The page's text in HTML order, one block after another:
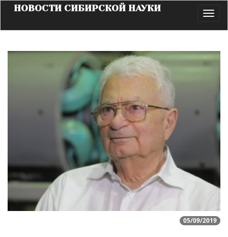
НОВОСТИ СИБИРСКОЙ НАУКИ
05/09/2019